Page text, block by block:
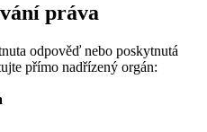
práva
odpověď nebo poskytnutá
přímo nadřízený orgán: